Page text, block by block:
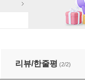
리뷰/한줄평 (2/2)